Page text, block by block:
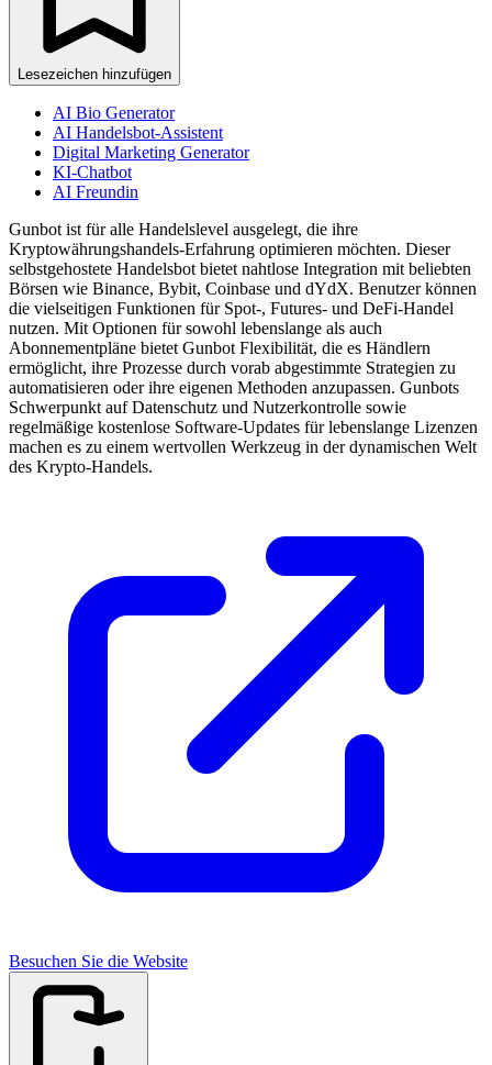
Lesezeichen hinzufügen
AI Bio Generator
AI Handelsbot-Assistent
Digital Marketing Generator
KI-Chatbot
AI Freundin
Gunbot ist für alle Handelslevel ausgelegt, die ihre
Kryptowährungshandels-Erfahrung optimieren möchten. Dieser
selbstgehostete Handelsbot bietet nahtlose Integration mit beliebten
Börsen wie Binance, Bybit, Coinbase und dYdX. Benutzer können
die vielseitigen Funktionen für Spot-, Futures- und DeFi-Handel
nutzen. Mit Optionen für sowohl lebenslange als auch
Abonnementpläne bietet Gunbot Flexibilität, die es Händlern
ermöglicht, ihre Prozesse durch vorab abgestimmte Strategien zu
automatisieren oder ihre eigenen Methoden anzupassen. Gunbots
Schwerpunkt auf Datenschutz und Nutzerkontrolle sowie
regelmäßige kostenlose Software-Updates für lebenslange Lizenzen
machen es zu einem wertvollen Werkzeug in der dynamischen Welt
des Krypto-Handels.
Besuchen Sie die Website